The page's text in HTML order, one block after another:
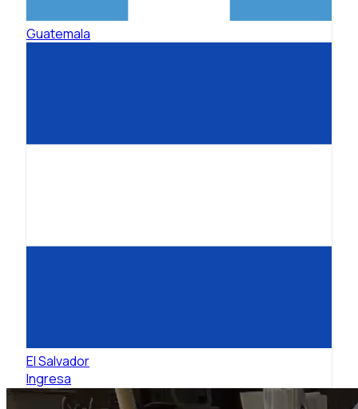
Guatemala
El Salvador
Ingresa